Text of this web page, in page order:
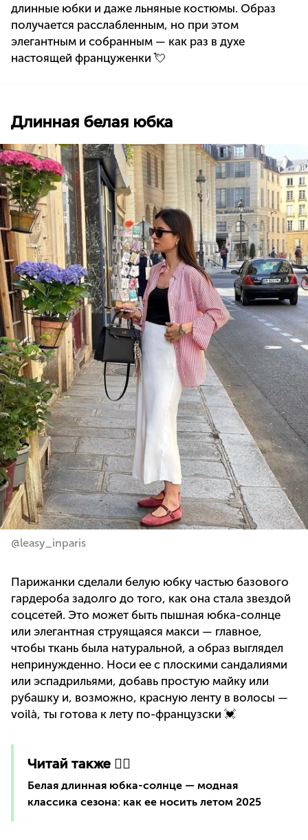
длинные юбки и даже льняные костюмы. Образ
получается расслабленным, но при этом
элегантным и собранным — как раз в духе
настоящей француженки 💘
Длинная белая юбка
@leasy_inparis
Парижанки сделали белую юбку частью базового
гардероба задолго до того, как она стала звездой
соцсетей. Это может быть пышная юбка-солнце
или элегантная струящаяся макси — главное,
чтобы ткань была натуральной, а образ выглядел
непринужденно. Носи ее с плоскими сандалиями
или эспадрильями, добавь простую майку или
рубашку и, возможно, красную ленту в волосы —
voilà, ты готова к лету по-французски 💓
Читай также 👇🏻
Белая длинная юбка-солнце — модная
классика сезона: как ее носить летом 2025